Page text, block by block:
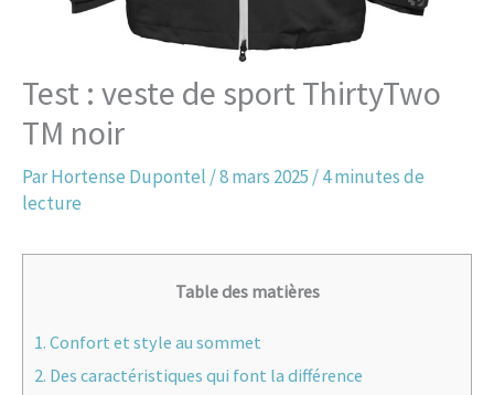
Test : veste de sport ThirtyTwo
TM noir
ParHortense Dupontel /8 mars 2025 /4 minutes de
lecture
Table des matières
1. Confort et style au sommet
2. Des caractéristiques qui font la différence